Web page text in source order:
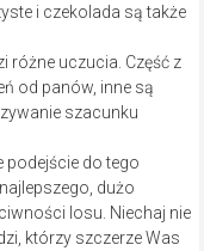
i czekolada są także
różne uczucia. Część z
od panów, inne są
szacunku
podejście do tego
dużo
losu. Niechaj nie
którzy szczerze Was